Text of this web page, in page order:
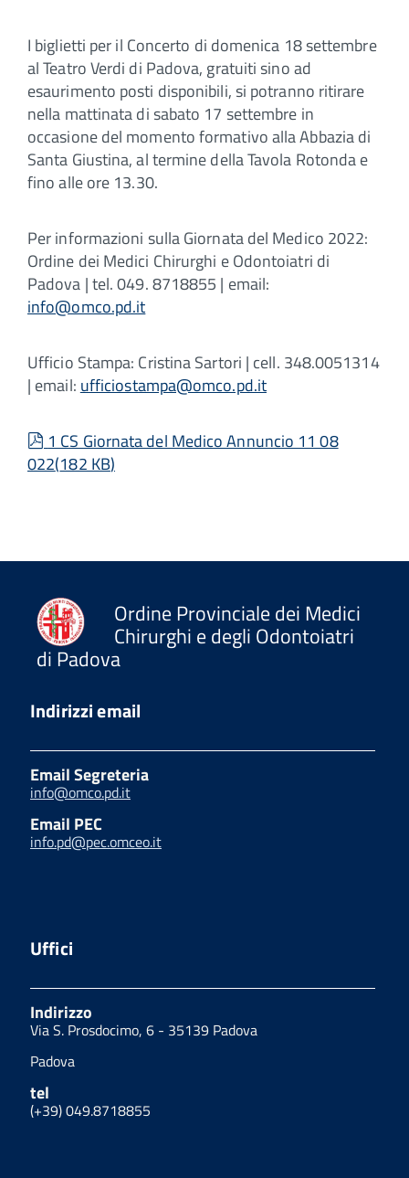
I biglietti per il Concerto di domenica 18 settembre
al Teatro Verdi di Padova, gratuiti sino ad
esaurimento posti disponibili, si potranno ritirare
nella mattinata di sabato 17 settembre in
occasione del momento formativo alla Abbazia di
Santa Giustina, al termine della Tavola Rotonda e
fino alle ore 13.30.
Per informazioni sulla Giornata del Medico 2022:
Ordine dei Medici Chirurghi e Odontoiatri di
Padova | tel. 049. 8718855 | email:
info@omco.pd.it
Ufficio Stampa: Cristina Sartori | cell. 348.0051314
| email: ufficiostampa@omco.pd.it
pdf
1 CS Giornata del Medico Annuncio 11 08
022(182 KB)
Ordine Provinciale dei Medici
Chirurghi e degli Odontoiatri
di Padova
Indirizzi email
Email Segreteria
info@omco.pd.it
Email PEC
info.pd@pec.omceo.it
Uffici
Indirizzo
Via S. Prosdocimo, 6 - 35139 Padova
Padova
tel
(+39) 049.8718855